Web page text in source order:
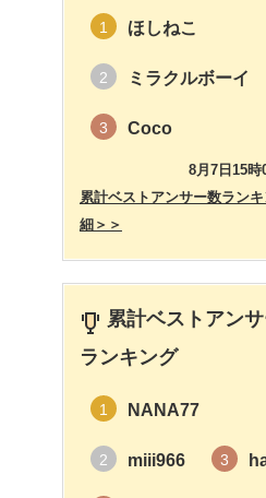
1 ほしねこ
2 ミラクルボーイ
3 Coco
8月7日15時
累計ベストアンサー数ラン
細＞＞
累計ベストアン
ランキング
1 NANA77
2 miii966 3